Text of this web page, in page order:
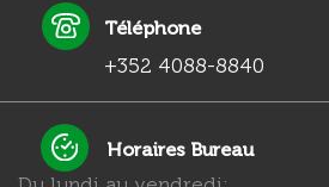
Téléphone
+352 4088-8840
Horaires Bureau